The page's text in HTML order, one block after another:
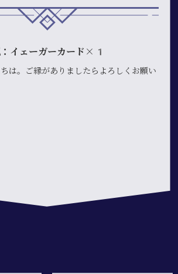
イェーガーカード×1
は。ご縁がありましたらよろしくお願い